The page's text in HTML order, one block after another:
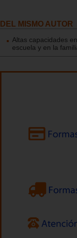
DEL MISMO AUTOR
Altas capacidades
escuela y en la